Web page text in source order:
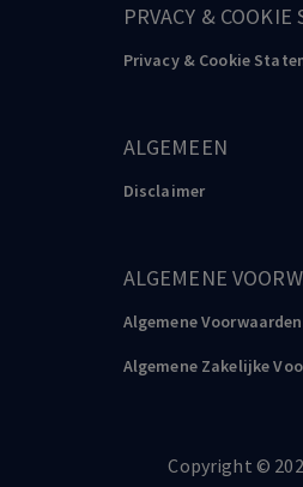
PRVACY & COOKIE
Privacy & Cookie
ALGEMEEN
Disclaimer
ALGEMENE
Algemene Voorwaarden
Algemene Zakelijke
Copyright ©️